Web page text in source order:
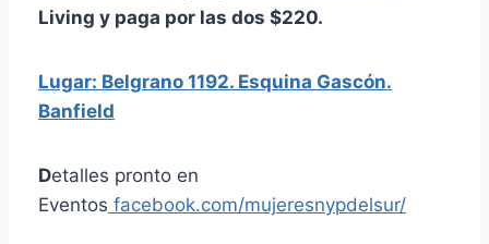
Living y paga por las dos $220.
Lugar: Belgrano 1192. Esquina Gascón.
Banfield
Detalles pronto en
Eventos facebook.com/mujeresnypdelsur/